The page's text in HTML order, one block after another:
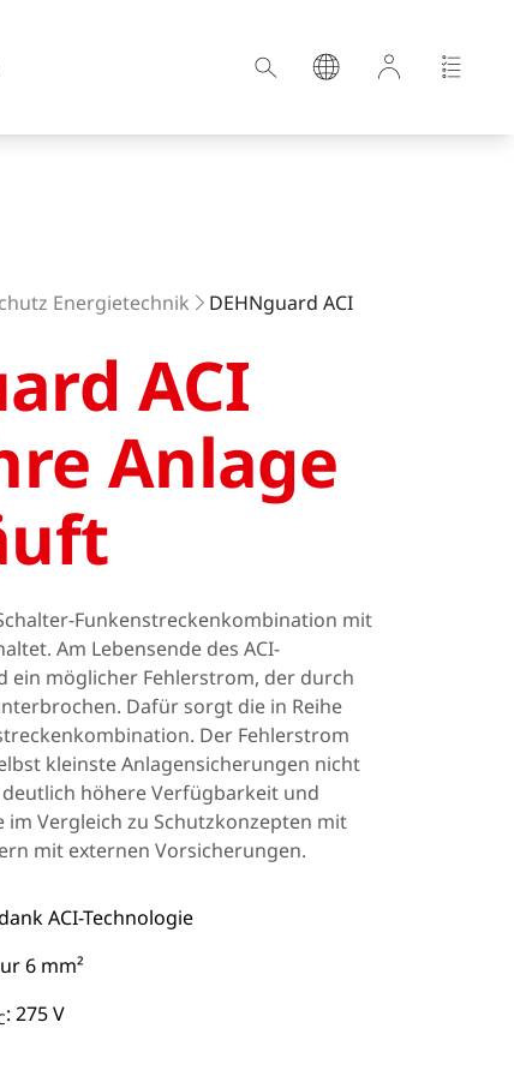
Deutschland
Ungarn
Lettland
Slowenien
Schweiz
Energietechnik DEHNguard ACI
ACI
Anlage
Funkenstreckenkombination mit
Am Lebensende des ACI-
ein möglicher Fehlerstrom, der durch
Dafür sorgt die in Reihe
Der Fehlerstrom
kleinste Anlagensicherungen nicht
höhere Verfügbarkeit und
Vergleich zu Schutzkonzepten mit
mit externen Vorsicherungen.
ACI-Technologie
6 mm²
: 275 V